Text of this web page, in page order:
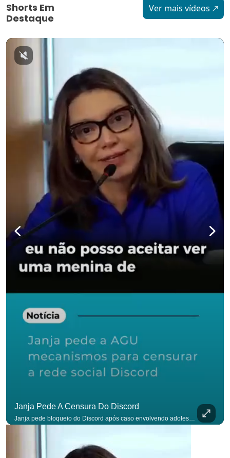
Shorts Em
Destaque
Ver mais vídeos
Janja Pede A Censura Do Discord
Janja pede bloqueio do Discord após caso envolvendo adolescente: “Precisamos tirar do ar”. #OAntagonista Se você busca informação com credibilidade, inscreva-se agora e ative o